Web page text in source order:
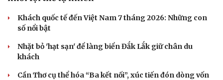
Khách quốc tế đến Việt Nam 7 tháng 2026: Những con
số nổi bật
Nhặt bỏ 'hạt sạn' để làng biển Đắk Lắk giữ chân du
khách
Cần Thơ cụ thể hóa “Ba kết nối”, xúc tiến đón dòng vốn